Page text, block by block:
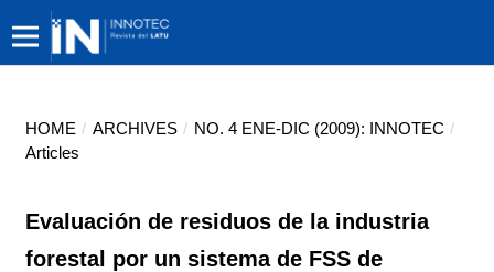
HOME / ARCHIVES / NO. 4 ENE-DIC (2009): INNOTEC /
Articles
Evaluación de residuos de la industria
forestal por un sistema de FSS de